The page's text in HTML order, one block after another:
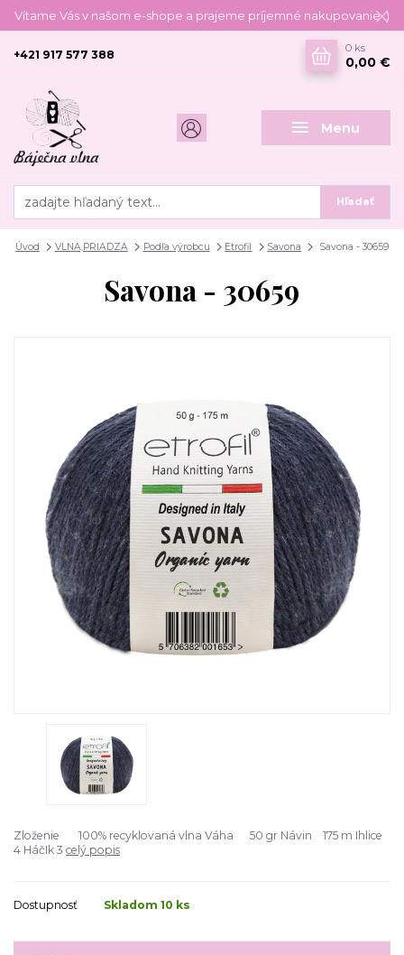
Vítame Vás v našom e-shope a prajeme príjemné nakupovanie :)
Menu
Hľadať
+421 917 577 388
0 ks
0,00 €
Úvod VLNA,PRIADZA Podľa výrobcu Etrofil Savona Savona - 30659
Savona - 30659
Zloženie 100% recyklovaná vlna Váha 50 gr Návin 175 m Ihlice
4 HáčIk 3 celý popis
Dostupnosť Skladom 10 ks